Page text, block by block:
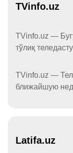
TVinfo.uz
TVinfo.uz —
тўлиқ
TVinfo.uz —
ближайшую
Latifa.uz